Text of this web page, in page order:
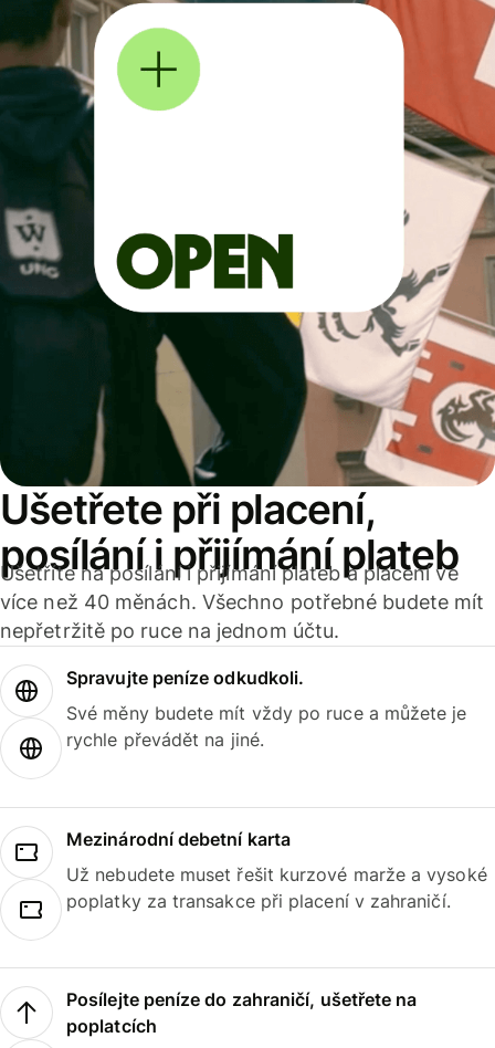
Ušetřete při placení,
posílání i přijímání plateb
Ušetříte na posílání i přijímání plateb a placení ve
více než 40 měnách. Všechno potřebné budete mít
nepřetržitě po ruce na jednom účtu.
Spravujte peníze odkudkoli.
Své měny budete mít vždy po ruce a můžete je
rychle převádět na jiné.
Mezinárodní debetní karta
Už nebudete muset řešit kurzové marže a vysoké
poplatky za transakce při placení v zahraničí.
Posílejte peníze do zahraničí, ušetřete na
poplatcích